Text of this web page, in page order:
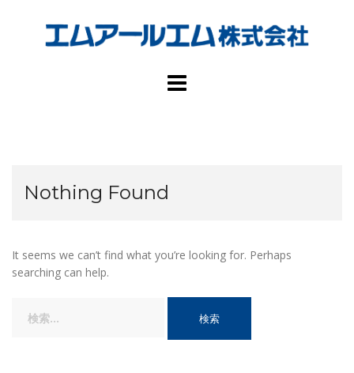
Nothing Found
It seems we can’t find what you’re looking for. Perhaps
searching can help.